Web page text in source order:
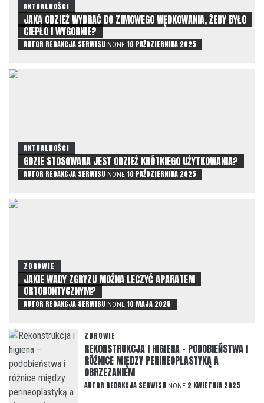
AKTUALNOŚCI
JAKĄ ODZIEŻ WYBRAĆ DO ZIMOWEGO WĘDKOWANIA, ŻEBY BYŁO
CIEPŁO I WYGODNIE?
AUTOR REDAKCJA SERWISU NONE 10 PAŹDZIERNIKA 2025
AKTUALNOŚCI
GDZIE STOSOWANA JEST ODZIEŻ KRÓTKIEGO UŻYTKOWANIA?
AUTOR REDAKCJA SERWISU NONE 10 PAŹDZIERNIKA 2025
ZDROWIE
JAKIE WADY ZGRYZU MOŻNA LECZYĆ APARATEM
ORTODONTYCZNYM?
AUTOR REDAKCJA SERWISU NONE 10 MAJA 2025
ZDROWIE
REKONSTRUKCJA I HIGIENA – PODOBIEŃSTWA I
RÓŻNICE MIĘDZY PERINEOPLASTYKĄ A
OBRZEZANIEM
AUTOR REDAKCJA SERWISU NONE 2 KWIETNIA 2025